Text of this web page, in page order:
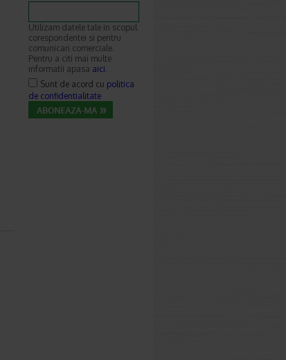
Utilizam datele tale in scopul
corespondentei si pentru
comunicari comerciale.
Pentru a citi mai multe
informatii apasa aici.
Sunt de acord cu politica
de confidentialitate